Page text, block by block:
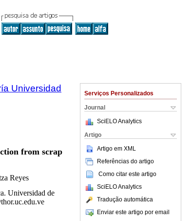
Serviços Personalizados
Journal
SciELO Analytics
Artigo
Artigo em XML
Referências do artigo
Como citar este artigo
SciELO Analytics
Tradução automática
Enviar este artigo por email
Universidad
from scrap
Reyes
Universidad de